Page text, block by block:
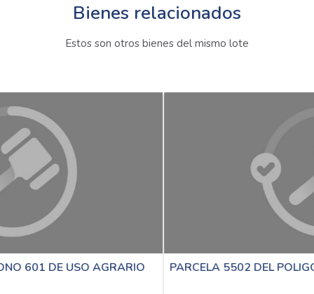
Bienes relacionados
Estos son otros bienes del mismo lote
PARCELA 5502 DEL POLIGO 601 DE USO